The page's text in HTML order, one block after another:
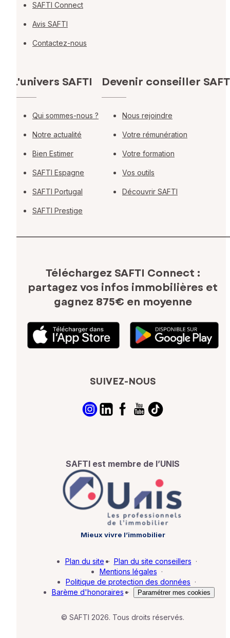
SAFTI Connect
Avis SAFTI
Contactez-nous
L'univers SAFTI
Qui sommes-nous ?
Notre actualité
Bien Estimer
SAFTI Espagne
SAFTI Portugal
SAFTI Prestige
Devenir conseiller
Nous rejoindre
Votre rémunération
Votre formation
Vos outils
Découvrir SAFTI
Téléchargez SAFTI Connect :
partagez vos infos immobilières et
gagnez 875€ en moyenne
SUIVEZ-NOUS
SAFTI est membre de l’UNIS
Mieux vivre l’immobilier
© SAFTI 2026. Tous droits réservés.
Plan du site · Plan du site conseillers ·
Mentions légales ·
Politique de protection des données ·
Barème d'honoraires · Paramétrer mes cookies